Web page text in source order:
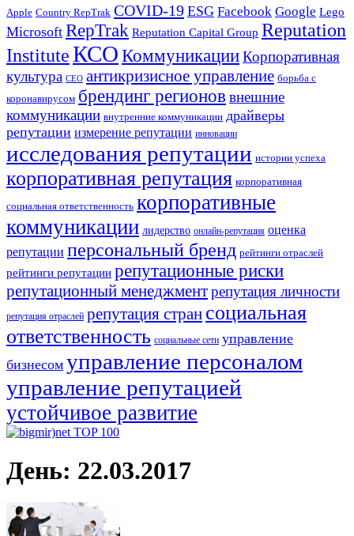
Apple Country RepTrak COVID-19 ESG Facebook Google Lego
Microsoft RepTrak Reputation Capital Group Reputation
InstituteКСО КоммуникацииКорпоративная
культура СЕО антикризисное управление борьба с
коронавирусом брендинг регионов внешние
коммуникации внутренние коммуникации драйверы
репутации измерение репутации инновации
исследования репутации истории успеха
корпоративная репутация корпоративная
социальная ответственность корпоративные
коммуникации лидерство онлайн-репутация оценка
репутации персональный бренд рейтинги отраслей
рейтинги репутации репутационные риски
репутационный менеджментрепутация личности
репутация отраслей репутация стран социальная
ответственность социальные сети управление
бизнесом управление персоналом
управление репутацией
устойчивое развитие
День: 22.03.2017